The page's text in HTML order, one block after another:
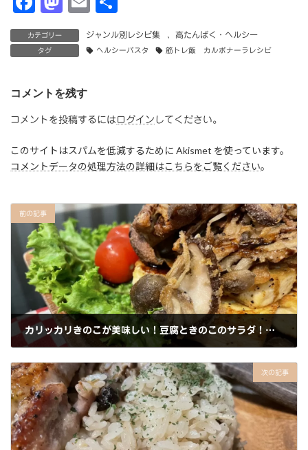
a
c
b
o
k
a
st
d
o
ai
カテゴリー ジャンル別レシピ集 高たんぱく・ヘルシー
タグ ヘルシーパスタ 筋トレ飯 カルボナーラレシピ
コメントを残す
コメントを投稿するには ログイン してください。
このサイトはスパムを低減するために Akismet を使っています。
コメントデータの処理方法の詳細はこちらをご覧ください。
前の記事
カリッカリきのこが美味しい！豆腐ときのこのサラダ！バルサミコ醤油がけ
次の記事